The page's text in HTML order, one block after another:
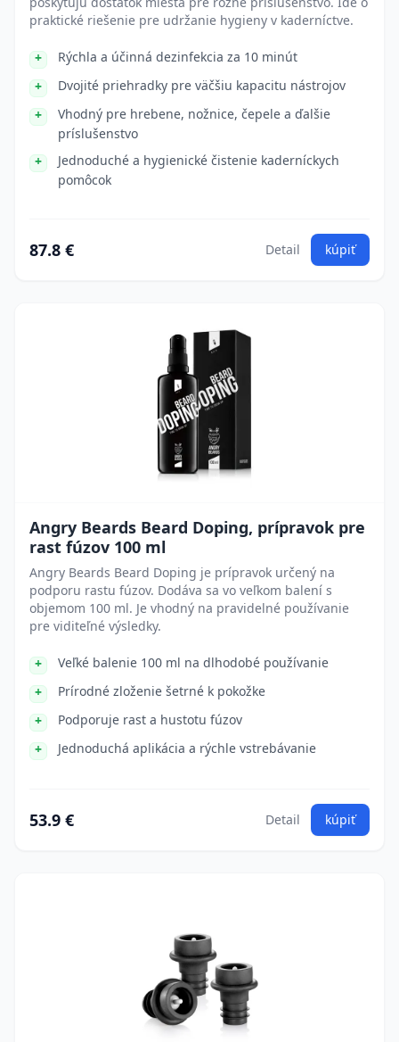
praktické riešenie pre udržanie hygieny v kaderníctve.
Rýchla a účinná dezinfekcia za 10 minút
Dvojité priehradky pre väčšiu kapacitu nástrojov
Vhodný pre hrebene, nožnice, čepele a ďalšie
príslušenstvo
Jednoduché a hygienické čistenie kaderníckych
pomôcok
87.8 € Detail kúpiť
Angry Beards Beard Doping, prípravok pre
rast fúzov 100 ml
Angry Beards Beard Doping je prípravok určený na
podporu rastu fúzov. Dodáva sa vo veľkom balení s
objemom 100 ml. Je vhodný na pravidelné používanie
pre viditeľné výsledky.
Veľké balenie 100 ml na dlhodobé používanie
Prírodné zloženie šetrné k pokožke
Podporuje rast a hustotu fúzov
Jednoduchá aplikácia a rýchle vstrebávanie
53.9 € Detail kúpiť